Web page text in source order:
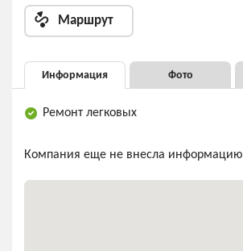
Маршрут
Информация Фото
Ремонт легковых
Компания еще не внесла информацию